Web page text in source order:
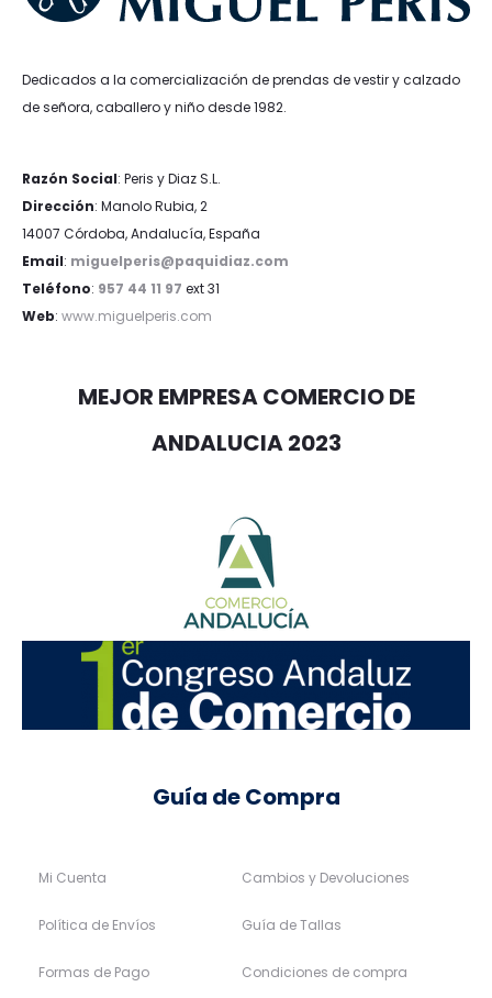
Dedicados a la comercialización de prendas de vestir y calzado
de señora, caballero y niño desde 1982.
Razón Social: Peris y Diaz S.L.
Dirección: Manolo Rubia, 2
14007 Córdoba, Andalucía, España
Email: miguelperis@paquidiaz.com
Teléfono: 957 44 11 97 ext 31
Web: www.miguelperis.com
MEJOR EMPRESA COMERCIO DE
ANDALUCIA 2023
Guía de Compra
Mi Cuenta
Política de Envíos
Formas de Pago
Cambios y Devoluciones
Guía de Tallas
Condiciones de compra